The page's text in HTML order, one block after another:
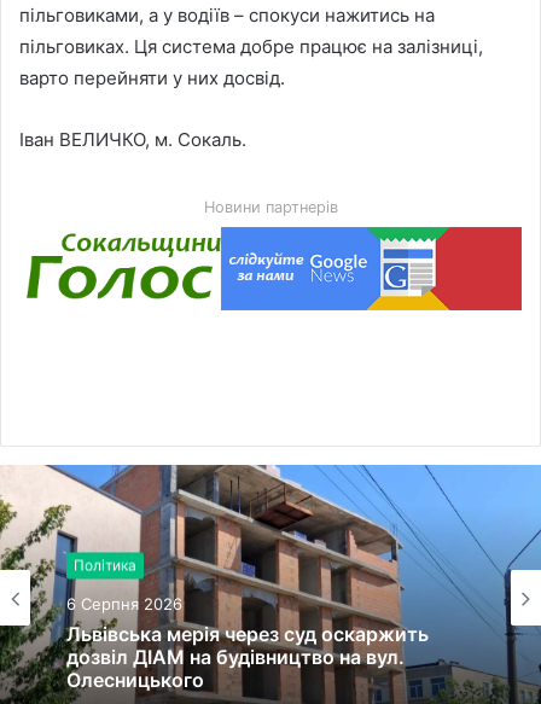
пільговиками, а у водіїв – спокуси нажитись на
пільговиках. Ця система добре працює на залізниці,
варто перейняти у них досвід.
Іван ВЕЛИЧКО, м. Сокаль.
Новини партнерів
Політика
6 Серпня 2026
Львівська мерія через суд оскаржить
дозвіл ДІАМ на будівництво на вул.
Олесницького